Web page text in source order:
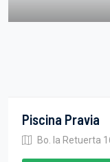
Piscina Pravia
Bo. la Retuerta